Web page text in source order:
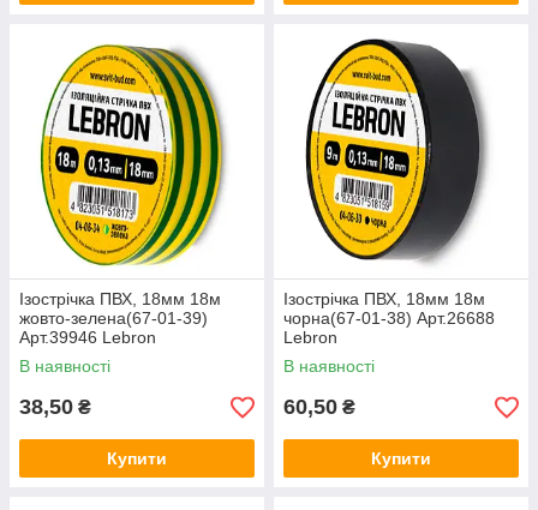
Ізострічка ПВХ, 18мм 18м
жовто-зелена(67-01-39)
Арт.39946 Lebron
В наявності
38,50 ₴
Купити
Ізострічка ПВХ, 18мм 18м
чорна(67-01-38) Арт.26688
Lebron
В наявності
60,50 ₴
Купити